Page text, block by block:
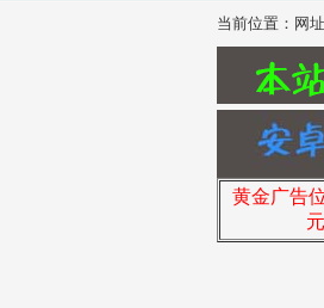
当前位置： 网
黄金广告
元